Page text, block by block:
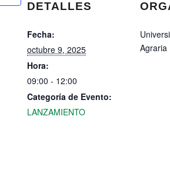
DETALLES
Fecha:
octubre 9, 2025
Hora:
09:00 - 12:00
Categoría de Evento:
LANZAMIENTO
Agraria